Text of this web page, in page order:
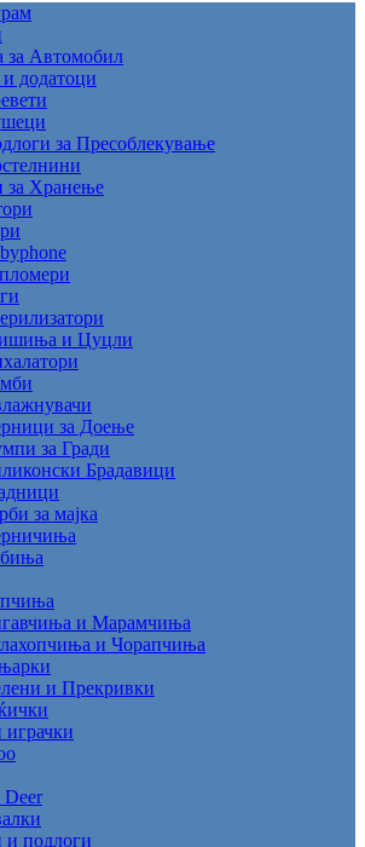
за Автомобил
додатоци
за Пресоблекување
за Хранење
и Цуцли
за Доење
за Гради
Брадавици
за мајка
и Марамчиња
и Чорапчиња
и Прекривки
и подлоги